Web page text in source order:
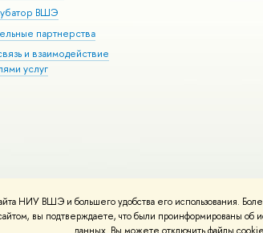
НИУ ВШЭ и большего удобства его использования.
вы подтверждаете, что были проинформированы
ВШЭ
партнерства
и взаимодействие
услуг
материалов Политика
НИУ ВШЭ